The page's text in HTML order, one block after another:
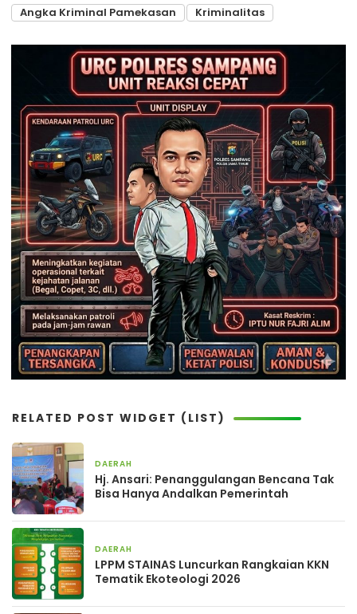
Angka Kriminal Pamekasan Kriminalitas
RELATED POST WIDGET (LIST)
DAERAH
Hj. Ansari: Penanggulangan Bencana Tak
Bisa Hanya Andalkan Pemerintah
DAERAH
LPPM STAINAS Luncurkan Rangkaian KKN
Tematik Ekoteologi 2026